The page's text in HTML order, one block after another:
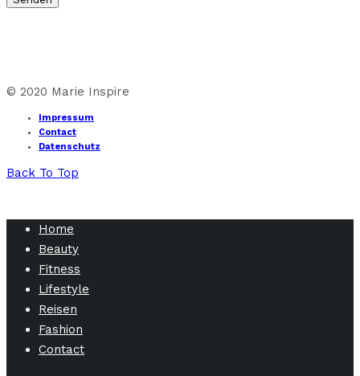
© 2020 Marie Inspire
Impressum
Contact
Datenschutz
Back To Top
Home
Beauty
Fitness
Lifestyle
Reisen
Fashion
Contact